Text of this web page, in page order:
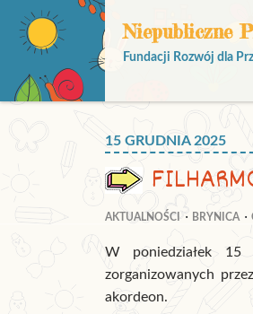
Niepubliczne
Fundacji Rozwój dla
15 GRUDNIA 2025
AKTUALNOŚCI BRYNICA
W poniedziałek 15
zorganizowanych
akordeon.